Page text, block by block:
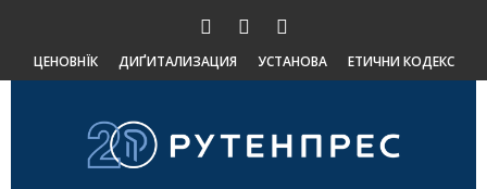
ЦЕНОВНЇК ДИҐИТАЛИЗАЦИЯ УСТАНОВА ЕТИЧНИ КОДЕКС